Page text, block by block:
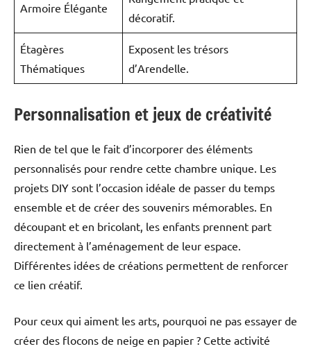
Armoire Élégante
décoratif.
Étagères
Thématiques
Exposent les trésors
d’Arendelle.
Personnalisation et jeux de créativité
Rien de tel que le fait d’incorporer des éléments
personnalisés pour rendre cette chambre unique. Les
projets DIY sont l’occasion idéale de passer du temps
ensemble et de créer des souvenirs mémorables. En
découpant et en bricolant, les enfants prennent part
directement à l’aménagement de leur espace.
Différentes idées de créations permettent de renforcer
ce lien créatif.
Pour ceux qui aiment les arts, pourquoi ne pas essayer de
créer des flocons de neige en papier ? Cette activité